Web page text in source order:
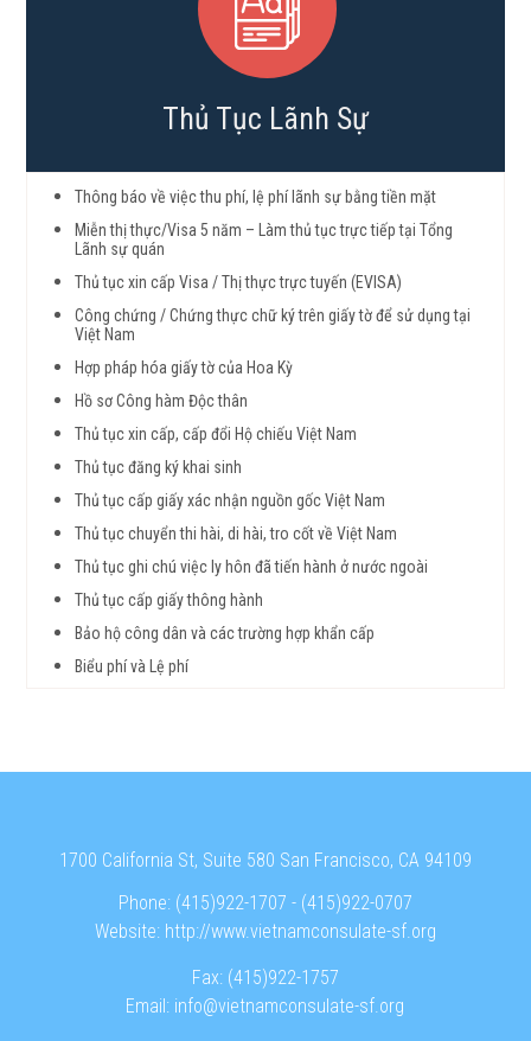
Thủ Tục Lãnh Sự
Thông báo về việc thu phí, lệ phí lãnh sự bằng tiền mặt
Miễn thị thực/Visa 5 năm – Làm thủ tục trực tiếp tại Tổng
Lãnh sự quán
Thủ tục xin cấp Visa / Thị thực trực tuyến (EVISA)
Công chứng / Chứng thực chữ ký trên giấy tờ để sử dụng tại
Việt Nam
Hợp pháp hóa giấy tờ của Hoa Kỳ
Hồ sơ Công hàm Độc thân
Thủ tục xin cấp, cấp đổi Hộ chiếu Việt Nam
Thủ tục đăng ký khai sinh
Thủ tục cấp giấy xác nhận nguồn gốc Việt Nam
Thủ tục chuyển thi hài, di hài, tro cốt về Việt Nam
Thủ tục ghi chú việc ly hôn đã tiến hành ở nước ngoài
Thủ tục cấp giấy thông hành
Bảo hộ công dân và các trường hợp khẩn cấp
Biểu phí và Lệ phí
1700 California St, Suite 580 San Francisco, CA 94109
Phone: (415)922-1707 - (415)922-0707
Website: http://www.vietnamconsulate-sf.org
Fax: (415)922-1757
Email: info@vietnamconsulate-sf.org